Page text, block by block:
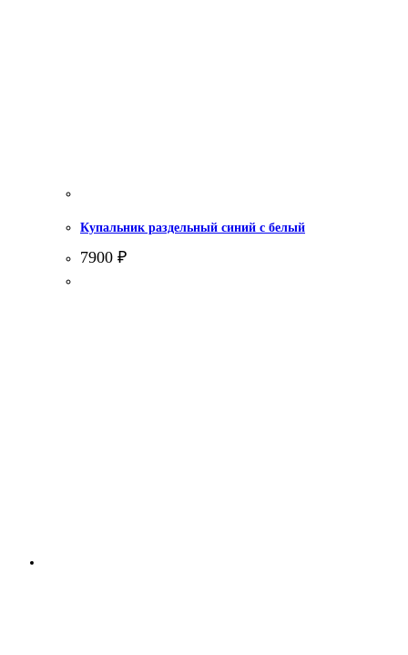
Купальник раздельный синий с белый
7900 ₽